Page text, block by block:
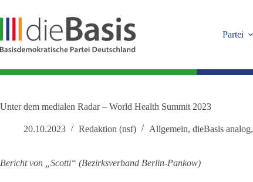
springen
Partei
Unter dem medialen Radar – World Health Summit 2023
20.10.2023 Redaktion (nsf) Allgemein, dieBasis analog,
Bericht von „Scotti“ (Bezirksverband Berlin-Pankow)